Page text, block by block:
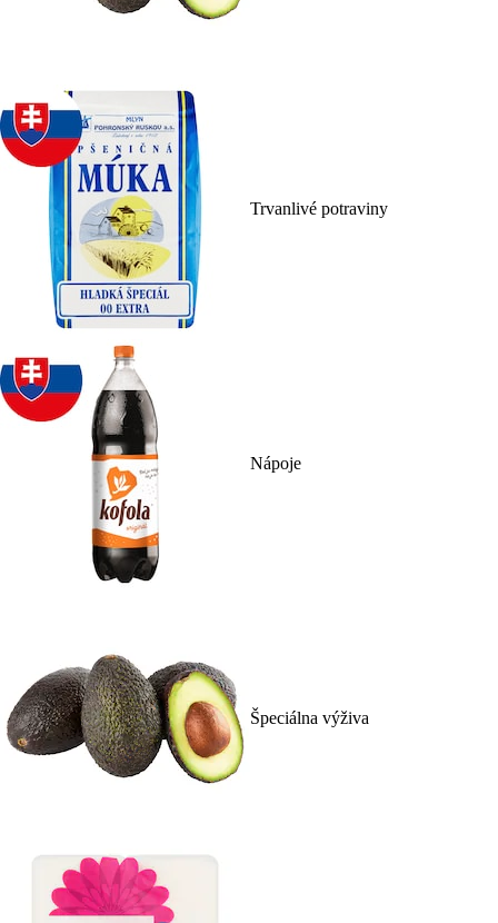
Trvanlivé potraviny
Nápoje
Špeciálna výživa